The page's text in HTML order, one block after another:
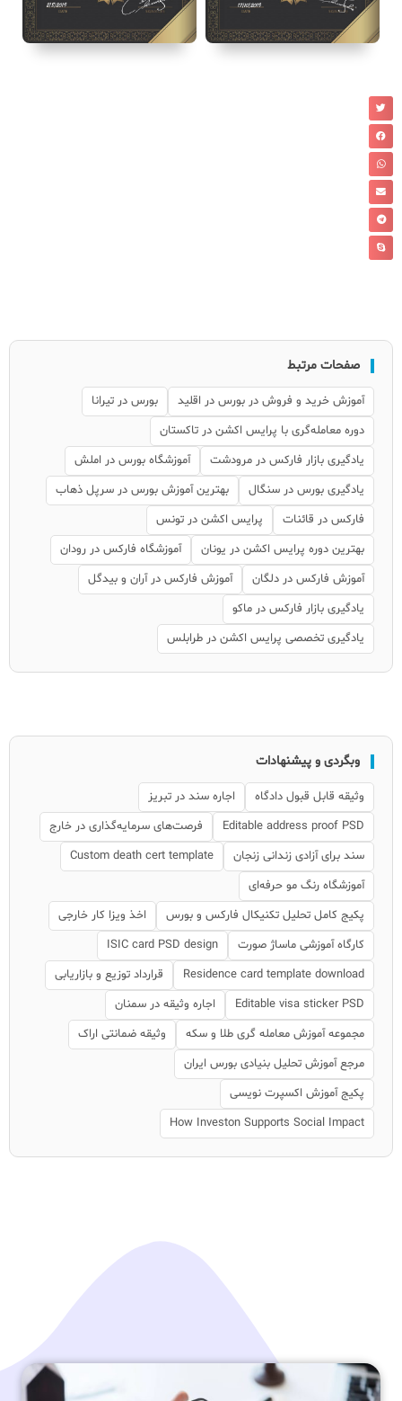
صفحات مرتبط
آموزش خرید و فروش در بورس در اقلید
بورس در تیرانا
دوره معامله‌گری با پرایس اکشن در تاکستان
یادگیری بازار فارکس در مرودشت
آموزشگاه بورس در املش
یادگیری بورس در سنگال
بهترین آموزش بورس در سرپل ذهاب
فارکس در قائنات
پرایس اکشن در تونس
بهترین دوره پرایس اکشن در یونان
آموزشگاه فارکس در رودان
آموزش فارکس در دلگان
آموزش فارکس در آران و بیدگل
یادگیری بازار فارکس در ماکو
یادگیری تخصصی پرایس اکشن در طرابلس
وبگردی و پیشنهادات
وثیقه قابل قبول دادگاه
اجاره سند در تبریز
Editable address proof PSD
فرصت‌های سرمایه‌گذاری در خارج
سند برای آزادی زندانی زنجان
Custom death cert template
آموزشگاه رنگ مو حرفه‌ای
پکیج کامل تحلیل تکنیکال فارکس و بورس
اخذ ویزا کار خارجی
کارگاه آموزشی ماساژ صورت
ISIC card PSD design
Residence card template download
قرارداد توزیع و بازاریابی
Editable visa sticker PSD
اجاره وثیقه در سمنان
مجموعه آموزش معامله گری طلا و سکه
وثیقه ضمانتی اراک
مرجع آموزش تحلیل بنیادی بورس ایران
پکیج آموزش اکسپرت نویسی
How Investon Supports Social Impact